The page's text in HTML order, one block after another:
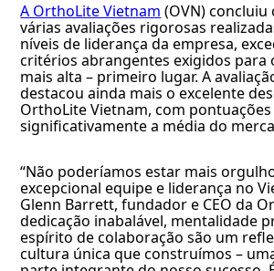
A OrthoLite Vietnam (OVN) concluiu
várias avaliações rigorosas
níveis de liderança da empresa,
critérios abrangentes exigidos para
mais alta – primeiro lugar. A
destacou ainda mais o excelente
OrthoLite Vietnam, com
significativamente a média do
“Não poderíamos estar mais
excepcional equipe e liderança no
Glenn Barrett, fundador e CEO da
dedicação inabalável, mentalidade
espírito de colaboração são um
cultura única que construímos –